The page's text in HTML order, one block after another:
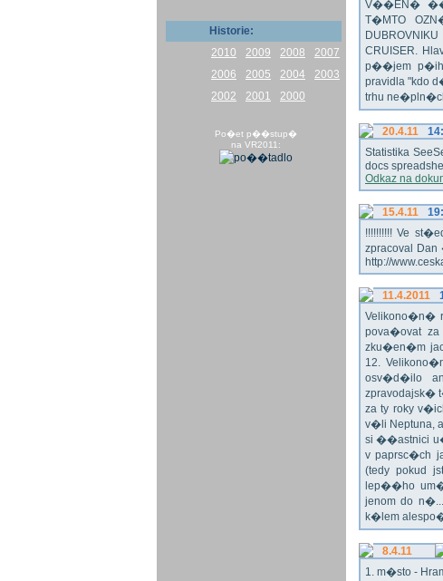
Historie:
2010
2009 2008
2007
2006
2005 2004
2003
2002
2001 2000
Po�et p��stup�
na VR2011:
V��EN�
T�MTO
CRUISER.
p��jem
pravidla "kdo
trhu
20.4.11
Statistika
docs
Odkaz na
15.4.11
!!!!!!!!!! Ve
zpracoval
http://
11.4.2011
Velikono�n�
pova�ovat
zku�en�m
12.
osv�d�ilo
zpravodajsk�
za ty roky
v�li Neptuna,
si ��astnici
v paprsc�ch
(tedy pokud
lep��ho
jenom do
k�lem
8.4.11
1. m�sto -